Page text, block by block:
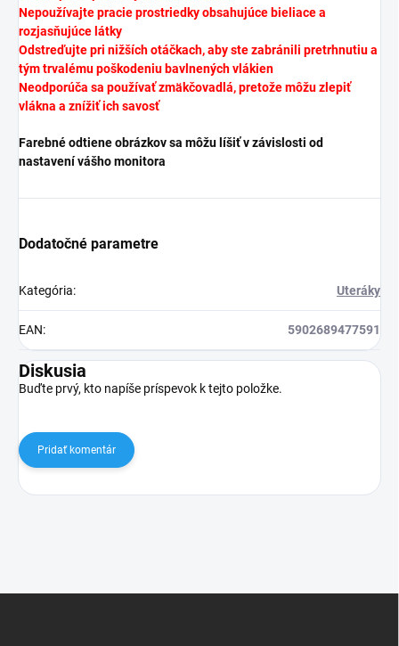
Nepoužívajte pracie prostriedky obsahujúce bieliace a
rozjasňujúce látky
Odstreďujte pri nižších otáčkach, aby ste zabránili pretrhnutiu a
tým trvalému poškodeniu bavlnených vlákien
Neodporúča sa používať zmäkčovadlá, pretože môžu zlepiť
vlákna a znížiť ich savosť
Farebné odtiene obrázkov sa môžu líšiť v závislosti od
nastavení vášho monitora
Dodatočné parametre
Kategória: Uteráky
EAN: 5902689477591
Diskusia
Buďte prvý, kto napíše príspevok k tejto položke.
Pridať komentár